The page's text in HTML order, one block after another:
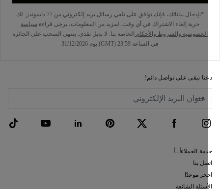
*بإدخال بياناتك، فإنك توافق على تلقي رسائل بريد إلكتروني من 77 دايموندز. لك
حرية إلغاء الاشتراك في أي وقت. لمزيد من المعلومات، يرجى قراءةسياسة
الخصوصيةوالشروط والأحكامالخاصة بنا. لا بديل نقدي. ينتهي السحب على الجائزة
في الساعة 23:59 (GMT) يوم 31/12/2026
نبقى على تواصل دائم!
العملاء
بنا
موعدًا
الشائعة